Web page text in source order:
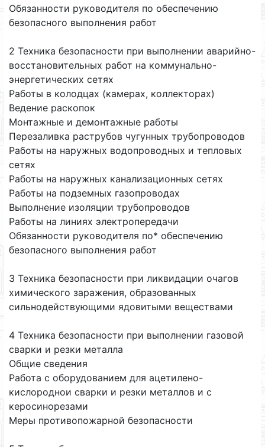
Обязанности руководителя по обеспечению
безопасного выполнения работ
2 Техника безопасности при выполнении аварийно-
восстановительных работ на коммунально-
энергетических сетях
Работы в колодцах (камерах, коллекторах)
Ведение раскопок
Монтажные и демонтажные работы
Перезаливка раструбов чугунных трубопроводов
Работы на наружных водопроводных и тепловых
сетях
Работы на наружных канализационных сетях
Работы на подземных газопроводах
Выполнение изоляции трубопроводов
Работы на линиях электропередачи
Обязанности руководителя по* обеспечению
безопасного выполнения работ
3 Техника безопасности при ликвидации очагов
химического заражения, образованных
сильнодействующими ядовитыми веществами
4 Техника безопасности при выполнении газовой
сварки и резки металла
Общие сведения
Работа с оборудованием для ацетилено-
кислороднои сварки и резки металлов и с
керосинорезами
Меры противопожарной безопасности